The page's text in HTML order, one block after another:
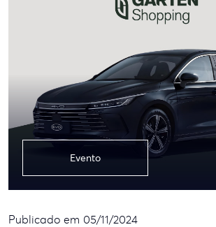
Evento
Publicado em 05/11/2024